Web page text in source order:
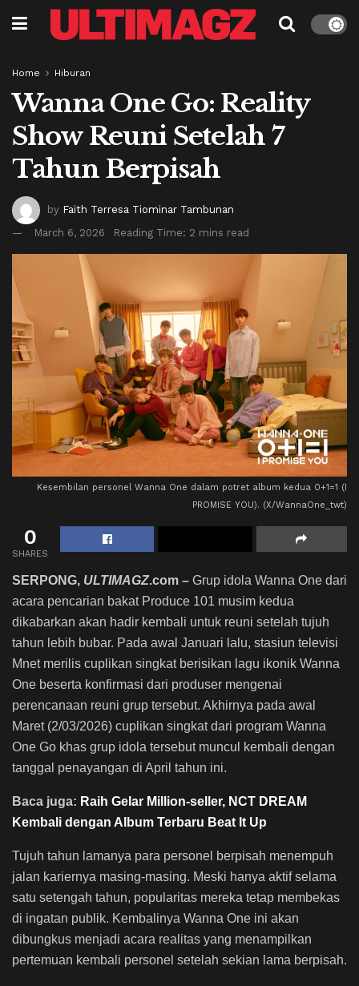
Home Hiburan
Wanna One Go: Reality
Show Reuni Setelah 7
Tahun Berpisah
by Faith Terresa Tiominar Tambunan
March 6, 2026
Reading Time: 2 mins read
Kesembilan personel Wanna One dalam potret album kedua 0+1=1 (I
PROMISE YOU). (X/WannaOne_twt)
0
SHARES
SERPONG, ULTIMAGZ.com – Grup idola Wanna One dari
acara pencarian bakat Produce 101 musim kedua
dikabarkan akan hadir kembali untuk reuni setelah tujuh
tahun lebih bubar. Pada awal Januari lalu, stasiun televisi
Mnet merilis cuplikan singkat berisikan lagu ikonik Wanna
One beserta konfirmasi dari produser mengenai
perencanaan reuni grup tersebut. Akhirnya pada awal
Maret (2/03/2026) cuplikan singkat dari program Wanna
One Go khas grup idola tersebut muncul kembali dengan
tanggal penayangan di April tahun ini.
Baca juga: Raih Gelar Million-seller, NCT DREAM
Kembali dengan Album Terbaru Beat It Up
Tujuh tahun lamanya para personel berpisah menempuh
jalan kariernya masing-masing. Meski hanya aktif selama
satu setengah tahun, popularitas mereka tetap membekas
di ingatan publik. Kembalinya Wanna One ini akan
dibungkus menjadi acara realitas yang menampilkan
pertemuan kembali personel setelah sekian lama berpisah.